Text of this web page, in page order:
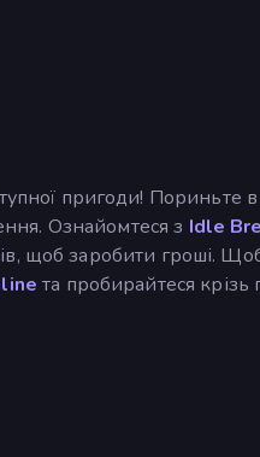
пригоди! Пориньте
Ознайомтеся з Idle
щоб заробити гроші.
та пробирайтеся